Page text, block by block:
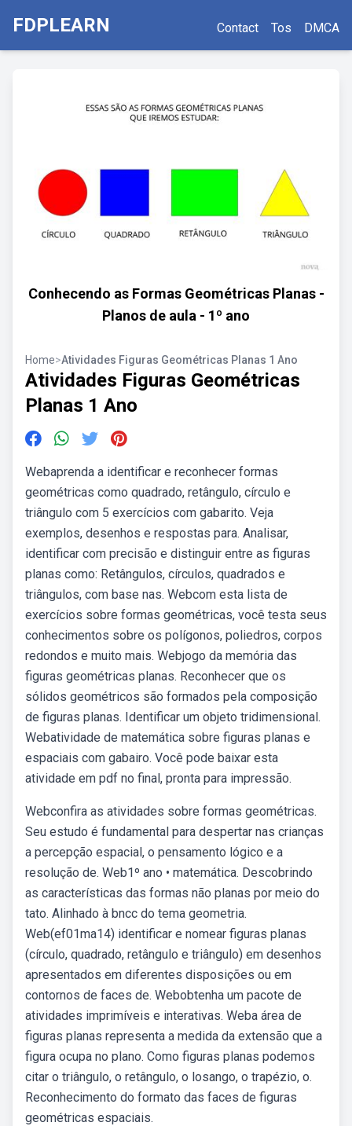
FDPLEARN Contact Tos DMCA
Conhecendo as Formas Geométricas Planas -
Planos de aula - 1º ano
Home>Atividades Figuras Geométricas Planas 1 Ano
Atividades Figuras Geométricas
Planas 1 Ano
Webaprenda a identificar e reconhecer formas
geométricas como quadrado, retângulo, círculo e
triângulo com 5 exercícios com gabarito. Veja
exemplos, desenhos e respostas para. Analisar,
identificar com precisão e distinguir entre as figuras
planas como: Retângulos, círculos, quadrados e
triângulos, com base nas. Webcom esta lista de
exercícios sobre formas geométricas, você testa seus
conhecimentos sobre os polígonos, poliedros, corpos
redondos e muito mais. Webjogo da memória das
figuras geométricas planas. Reconhecer que os
sólidos geométricos são formados pela composição
de figuras planas. Identificar um objeto tridimensional.
Webatividade de matemática sobre figuras planas e
espaciais com gabairo. Você pode baixar esta
atividade em pdf no final, pronta para impressão.
Webconfira as atividades sobre formas geométricas.
Seu estudo é fundamental para despertar nas crianças
a percepção espacial, o pensamento lógico e a
resolução de. Web1º ano • matemática. Descobrindo
as características das formas não planas por meio do
tato. Alinhado à bncc do tema geometria.
Web(ef01ma14) identificar e nomear figuras planas
(círculo, quadrado, retângulo e triângulo) em desenhos
apresentados em diferentes disposições ou em
contornos de faces de. Webobtenha um pacote de
atividades imprimíveis e interativas. Weba área de
figuras planas representa a medida da extensão que a
figura ocupa no plano. Como figuras planas podemos
citar o triângulo, o retângulo, o losango, o trapézio, o.
Reconhecimento do formato das faces de figuras
geométricas espaciais.